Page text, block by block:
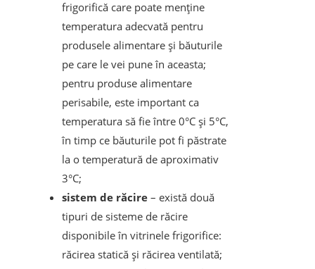
frigorifică care poate menține
temperatura adecvată pentru
produsele alimentare și băuturile
pe care le vei pune în aceasta;
pentru produse alimentare
perisabile, este important ca
temperatura să fie între 0°C și 5°C,
în timp ce băuturile pot fi păstrate
la o temperatură de aproximativ
3°C;
sistem de răcire – există două
tipuri de sisteme de răcire
disponibile în vitrinele frigorifice:
răcirea statică și răcirea ventilată;